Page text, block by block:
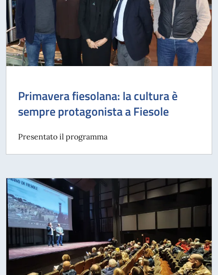
Primavera fiesolana: la cultura è
sempre protagonista a Fiesole
Presentato il programma